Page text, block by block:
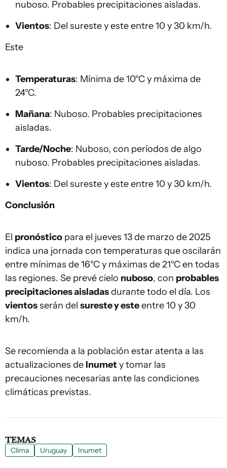
nuboso. Probables precipitaciones aisladas.
Vientos: Del sureste y este entre 10 y 30 km/h.
Este
Temperaturas: Mínima de 10°C y máxima de
24°C.
Mañana: Nuboso. Probables precipitaciones
aisladas.
Tarde/Noche: Nuboso, con períodos de algo
nuboso. Probables precipitaciones aisladas.
Vientos: Del sureste y este entre 10 y 30 km/h.
Conclusión
El pronóstico para el jueves 13 de marzo de 2025
indica una jornada con temperaturas que oscilarán
entre mínimas de 16°C y máximas de 21°C en todas
las regiones. Se prevé cielo nuboso, con probables
precipitaciones aisladasdurante todo el día. Los
vientosserán del sureste y esteentre 10 y 30
km/h.
Se recomienda a la población estar atenta a las
actualizaciones de Inumet y tomar las
precauciones necesarias ante las condiciones
climáticas previstas.
TEMAS
Clima Uruguay Inumet